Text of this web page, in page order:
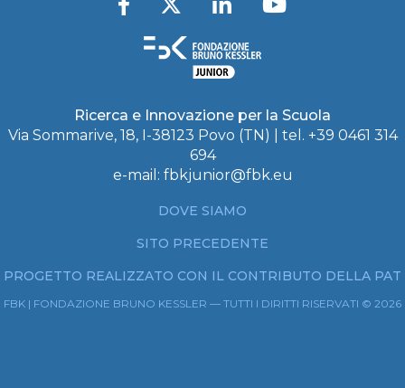
Ricerca e Innovazione per la Scuola
Via Sommarive, 18, I-38123 Povo (TN) | tel. +39 0461 314
694
e-mail: fbkjunior@fbk.eu
DOVE SIAMO
SITO PRECEDENTE
PROGETTO REALIZZATO CON IL CONTRIBUTO DELLA PAT
FBK | FONDAZIONE BRUNO KESSLER — TUTTI I DIRITTI RISERVATI © 2026